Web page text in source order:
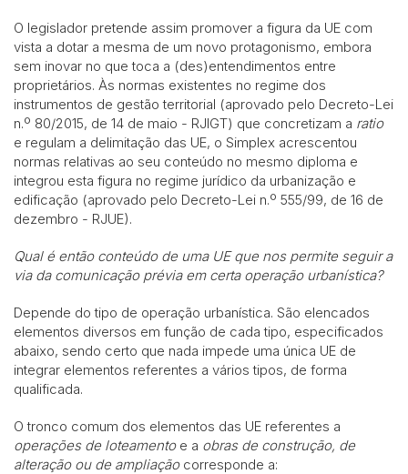
O legislador pretende assim promover a figura da UE com
vista a dotar a mesma de um novo protagonismo, embora
sem inovar no que toca a (des)entendimentos entre
proprietários. Às normas existentes no regime dos
instrumentos de gestão territorial (aprovado pelo Decreto-Lei
n.º 80/2015, de 14 de maio - RJIGT) que concretizam a ratio
e regulam a delimitação das UE, o Simplex acrescentou
normas relativas ao seu conteúdo no mesmo diploma e
integrou esta figura no regime jurídico da urbanização e
edificação (aprovado pelo Decreto-Lei n.º 555/99, de 16 de
dezembro - RJUE).
Qual é então conteúdo de uma UE que nos permite seguir a
via da comunicação prévia em certa operação urbanística?
Depende do tipo de operação urbanística. São elencados
elementos diversos em função de cada tipo, especificados
abaixo, sendo certo que nada impede uma única UE de
integrar elementos referentes a vários tipos, de forma
qualificada.
O tronco comum dos elementos das UE referentes a
operações de loteamentoe a obras de construção, de
alteração ou de ampliaçãocorresponde a: